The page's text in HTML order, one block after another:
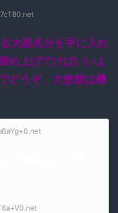
大義名分を手に入れ
め上げてけばいいよ
どうぞ、大使館は機